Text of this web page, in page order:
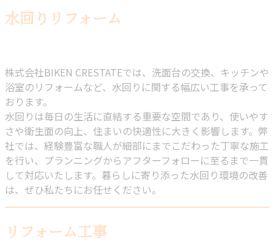
水回りリフォーム
株式会社BIKEN CRESTATEでは、洗面台の交換、キッチンや
浴室のリフォームなど、水回りに関する幅広い工事を承って
おります。
水回りは毎日の生活に直結する重要な空間であり、使いやす
さや衛生面の向上、住まいの快適性に大きく影響します。弊
社では、経験豊富な職人が細部にまでこだわった丁寧な施工
を行い、プランニングからアフターフォローに至るまで一貫
して対応いたします。暮らしに寄り添った水回り環境の改善
は、ぜひ私たちにお任せください。
リフォーム工事